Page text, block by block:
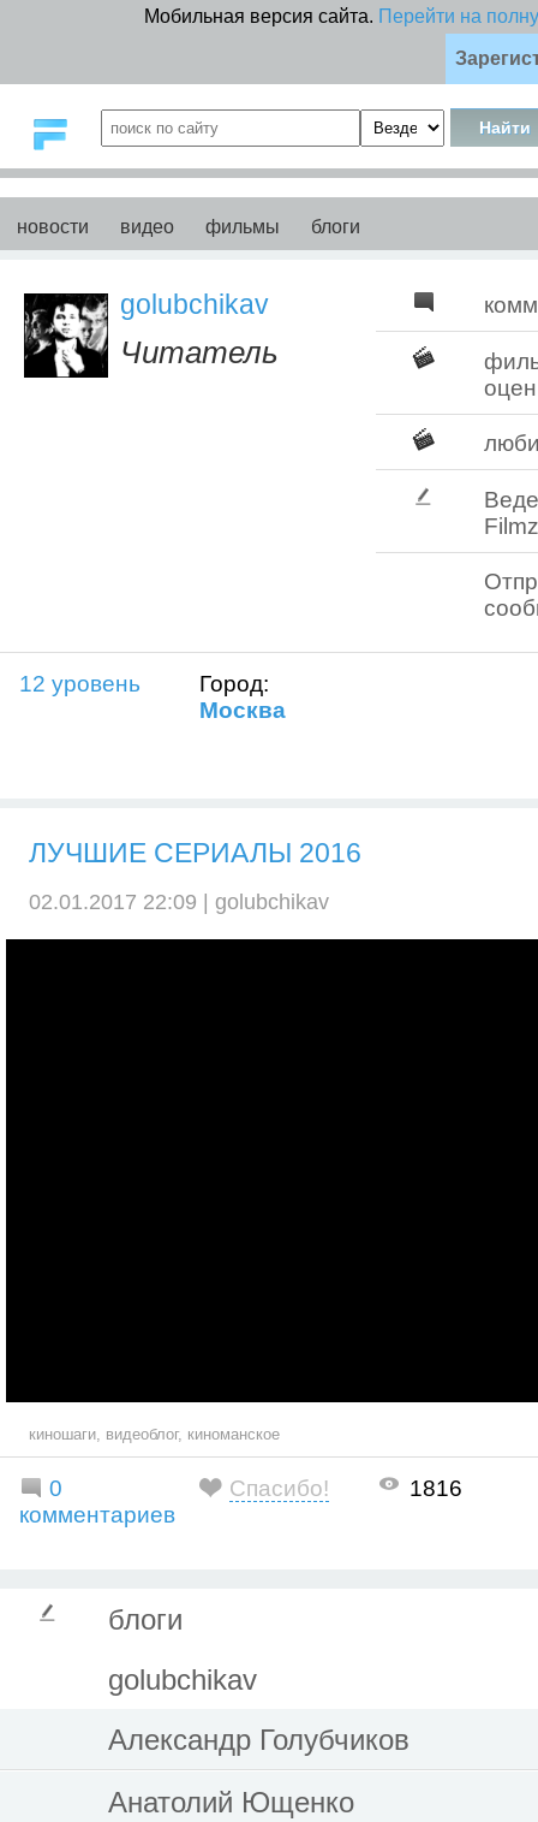
Мобильная версия сайта. Перейти на
новости видео фильмы блоги
golubchikav
Читатель
12 уровень
Город:
Москва
ЛУЧШИЕ СЕРИАЛЫ 2016
02.01.2017 22:09 | golubchikav
киношаги видеоблог, киноманское
0
комментариев
Спасибо! 1816
блоги
golubchikav
Александр Голубчиков
Анатолий Ющенко